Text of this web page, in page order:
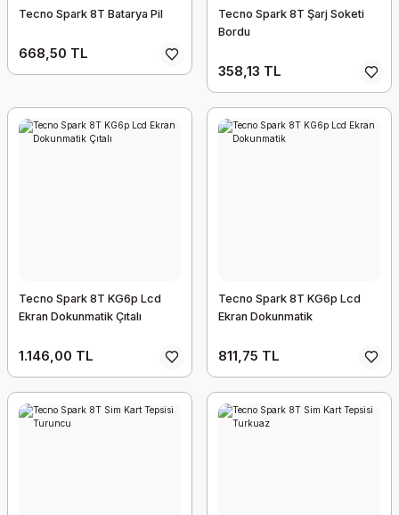
Tecno Spark 8T Batarya Pil
668,50 TL
Tecno Spark 8T Şarj Soketi
Bordu
358,13 TL
Tecno Spark 8T KG6p Lcd
Ekran Dokunmatik Çıtalı
1.146,00 TL
Tecno Spark 8T KG6p Lcd
Ekran Dokunmatik
811,75 TL